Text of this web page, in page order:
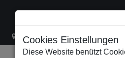
Cookies Einstellungen
Diese Website benützt
Lacknergasse 78 +43/1/470